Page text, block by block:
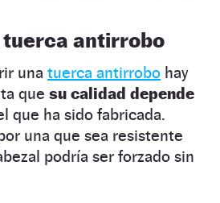
tuerca antirrobo
una tuerca antirrobo hay
que su calidad depende
que ha sido fabricada.
una que sea resistente
podría ser forzado sin